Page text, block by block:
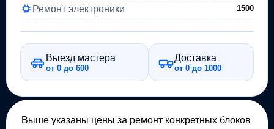
Ремонт электроники 1500
Выезд мастера
от 0 до 600
Доставка
от 0 до 1000
Выше указаны цены за ремонт конкретных блоков